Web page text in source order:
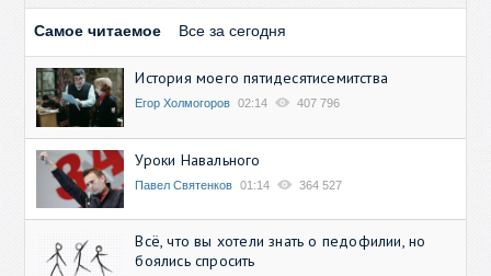
Самое читаемое Все за сегодня
История моего пятидесятисемитства
Егор Холмогоров 02:14 407 796
Уроки Навального
Павел Святенков 01:14 364 527
Всё, что вы хотели знать о педофилии, но
боялись спросить